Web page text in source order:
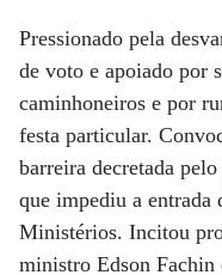
Pressionado pela
de voto e apoiado por
caminhoneiros e por
festa particular.
barreira decretada
que impediu a entrada
Ministérios. Incitou
ministro Edson Fachin